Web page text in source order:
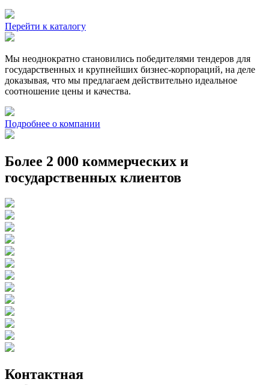
Перейти к каталогу
Мы неоднократно становились победителями тендеров для
государственных и крупнейших бизнес-корпораций, на деле
доказывая, что мы предлагаем действительно идеальное
соотношение цены и качества.
Подробнее о компании
Более 2 000 коммерческих и
государственных клиентов
Контактная